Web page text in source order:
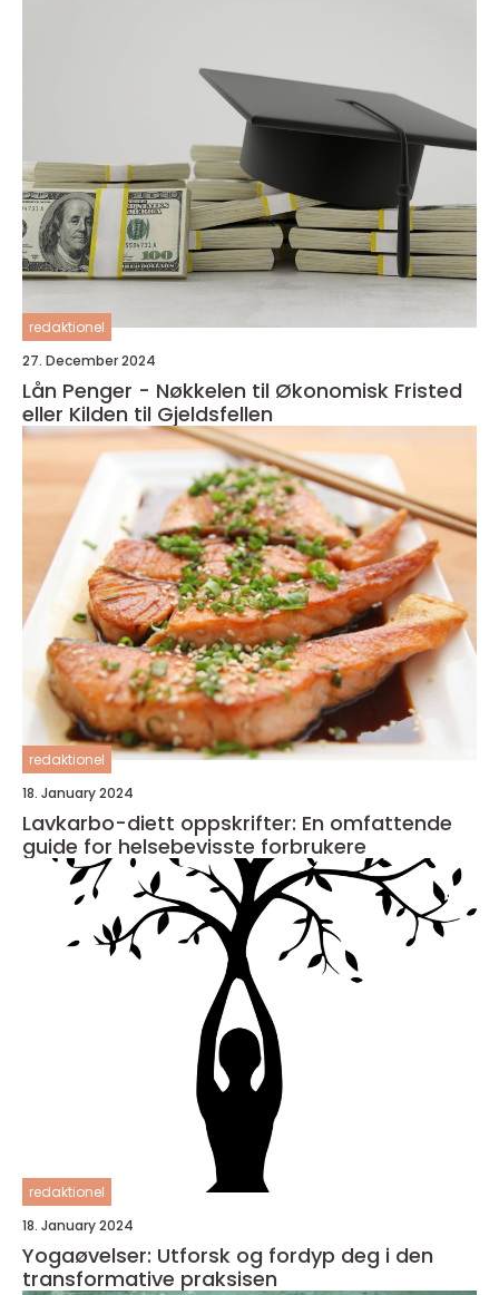
redaktionel
27. December 2024
Lån Penger - Nøkkelen til Økonomisk Fristed
eller Kilden til Gjeldsfellen
redaktionel
18. January 2024
Lavkarbo-diett oppskrifter: En omfattende
guide for helsebevisste forbrukere
redaktionel
18. January 2024
Yogaøvelser: Utforsk og fordyp deg i den
transformative praksisen